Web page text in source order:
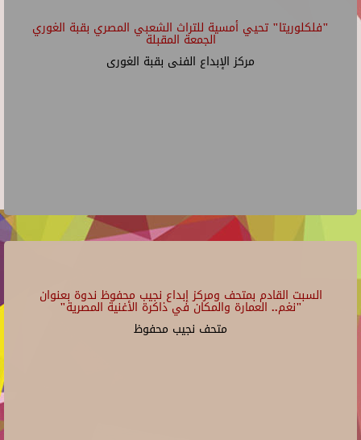
"فلكلوريتا" تحيي أمسية للتراث الشعبي المصري بقبة الغوري
الجمعة المقبلة
مركز الإبداع الفنى بقبة الغورى
السبت القادم بمتحف ومركز إبداع نجيب محفوظ ندوة بعنوان
"نغم.. العمارة والمكان في ذاكرة الأغنية المصرية"
متحف نجيب محفوظ